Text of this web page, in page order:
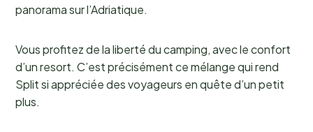
panorama sur l’Adriatique.
Vous profitez de la liberté du camping, avec le confort
d’un resort. C’est précisément ce mélange qui rend
Split si appréciée des voyageurs en quête d’un petit
plus.